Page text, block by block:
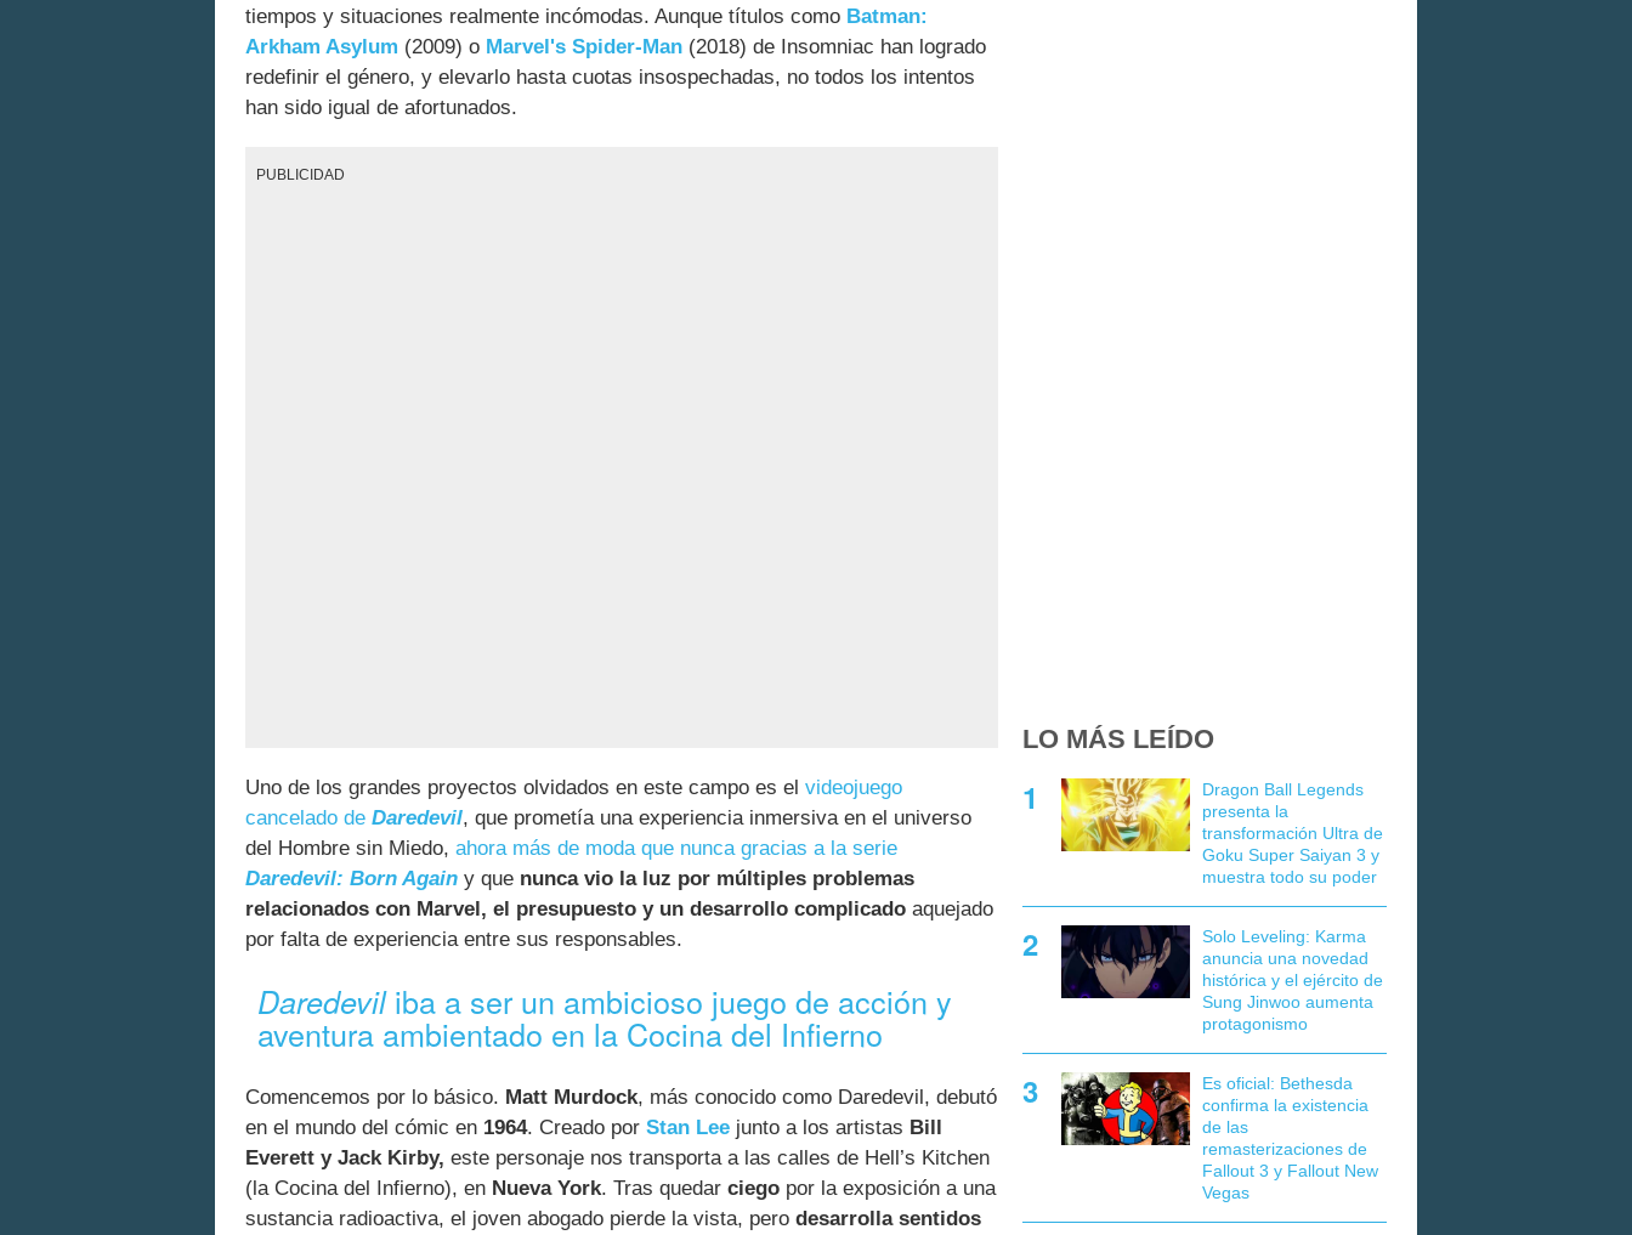
tiempos y situaciones realmente incómodas. Aunque títulos como Batman:
Arkham Asylum (2009) o Marvel's Spider-Man (2018) de Insomniac han logrado
redefinir el género, y elevarlo hasta cuotas insospechadas, no todos los intentos
han sido igual de afortunados.
PUBLICIDAD
Uno de los grandes proyectos olvidados en este campo es el videojuego
cancelado de Daredevil, que prometía una experiencia inmersiva en el universo
del Hombre sin Miedo, ahora más de moda que nunca gracias a la serie
Daredevil: Born Again y que nunca vio la luz por múltiples problemas
relacionados con Marvel, el presupuesto y un desarrollo complicado aquejado
por falta de experiencia entre sus responsables.
Daredeviliba a ser un ambicioso juego de acción y
aventura ambientado en la Cocina del Infierno
Comencemos por lo básico. Matt Murdock, más conocido como Daredevil, debutó
en el mundo del cómic en 1964. Creado por Stan Lee junto a los artistas Bill
Everett y Jack Kirby, este personaje nos transporta a las calles de Hell’s Kitchen
(la Cocina del Infierno), en Nueva York. Tras quedar ciego por la exposición a una
sustancia radioactiva, el joven abogado pierde la vista, pero desarrolla sentidos
LO MÁS LEÍDO
Dragon Ball Legends
presenta la
transformación Ultra de
Goku Super Saiyan 3 y
muestra todo su poder
Solo Leveling: Karma
anuncia una novedad
histórica y el ejército de
Sung Jinwoo aumenta
protagonismo
Es oficial: Bethesda
confirma la existencia
de las
remasterizaciones de
Fallout 3 y Fallout New
Vegas